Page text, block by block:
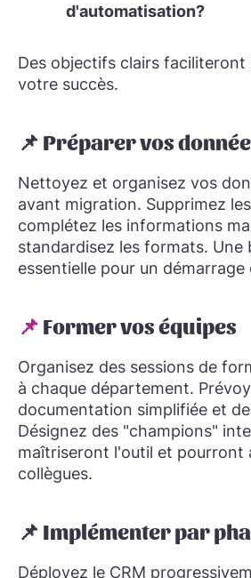
d'automatisation?
Des objectifs clairs faciliteront
votre succès.
📌 Préparer vos
Nettoyez et organisez vos
avant migration. Supprimez
complétez les informations
standardisez les formats. Une
essentielle pour un démarrage
📌 Former vos équipes
Organisez des sessions de
à chaque département.
documentation simplifiée et
Désignez des "champions"
maîtriseront l'outil et pourront
collègues.
📌 Implémenter par
Déployez le CRM